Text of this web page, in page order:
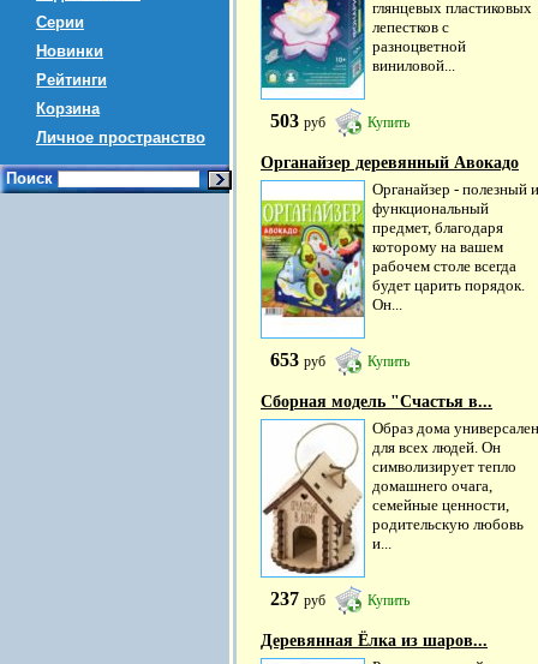
Серии
Новинки
Рейтинги
Корзина
Личное пространство
Поиск
глянцевых пластиковых
лепестков с
разноцветной
виниловой...
503 руб Купить
Органайзер деревянный Авокадо
Органайзер - полезный и
функциональный
предмет, благодаря
которому на вашем
рабочем столе всегда
будет царить порядок.
Он...
653 руб Купить
Сборная модель "Счастья в...
Образ дома универсален
для всех людей. Он
символизирует тепло
домашнего очага,
семейные ценности,
родительскую любовь
и...
237 руб Купить
Деревянная Ёлка из шаров...